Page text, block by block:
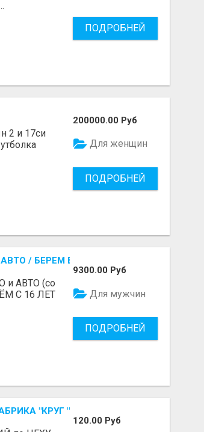
ПОДРОБНЕЙ
2 и 17си
200000.00 Руб
Для женщин
ПОДРОБНЕЙ
/ БЕРЕМ БЕЗ ДОКУМЕНТОВ / ЛЮБОЙ
и АВТО (со
С 16 ЛЕТ
9300.00 Руб
Для мужчин
ПОДРОБНЕЙ
"КРУГ "
120.00 Руб